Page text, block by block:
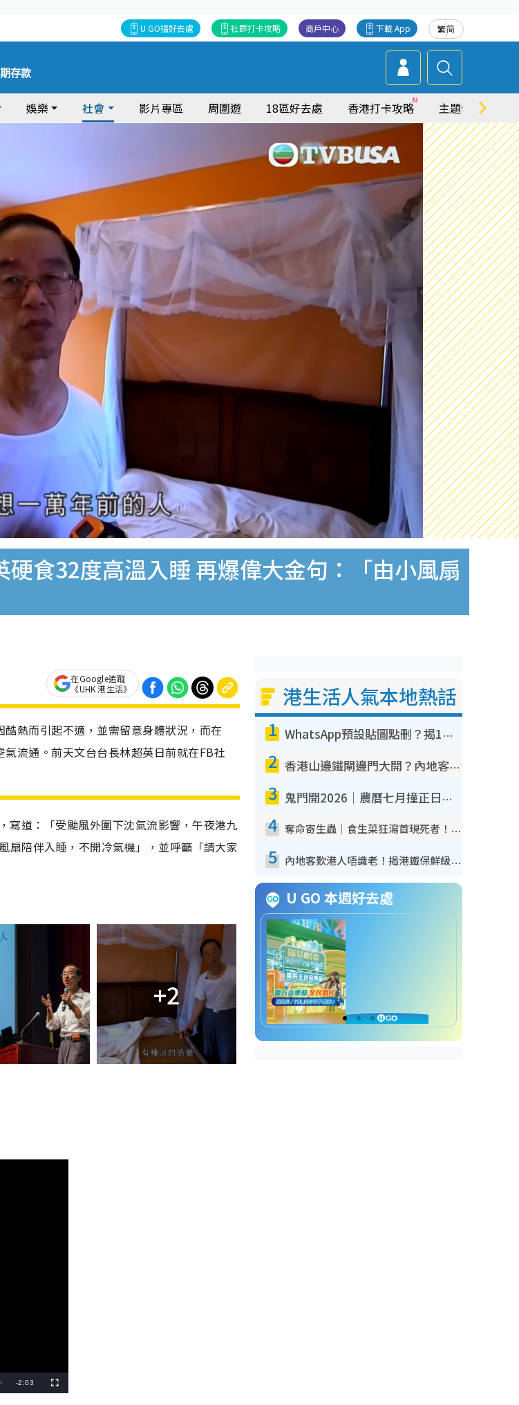
繁简
下載 App
商戶中心
社群打卡攻略
U GO搵好去處
存款
娛樂 社會 影片專區 周圍遊 18區好去處 香港打卡攻略 主題特集
食32度高溫入睡 再爆偉大金句：「由小風扇
在Google追蹤
《UHK 港生活》
熱而引起不適，並需留意身體狀況，而在
流通。前天文台台長林超英日前就在FB社
寫道：「受颱風外圍下沈氣流影響，午夜港九
扇陪伴入睡，不開冷氣機」，並呼籲「請大家
+2
R
-2:03
u
港生活人氣本地熱話
1 WhatsApp預設貼圖點刪？揭1招「反向操作」還原簡潔介面 附3步實測教學
2 香港山邊鐵閘邊門大開？內地客困惑意義何在！網民神回覆：呢種叫法理性防禦
3 鬼門開2026｜農曆七月撞正日全食特別邪？專家警告切忌做一事！揭4大禁忌+2招保平安
4 奪命寄生蟲｜食生菜狂瀉首現死者！疫潮惡化錄1.8萬宗病例 揭洗菜3大謬誤
5 內地客歎港人唔識老！揭港鐵保鮮級冷氣 港人求放過：咪投訴
U GO 本週好去處